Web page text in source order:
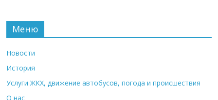
Меню
Новости
История
Услуги ЖКХ, движение автобусов, погода и происшествия
О нас